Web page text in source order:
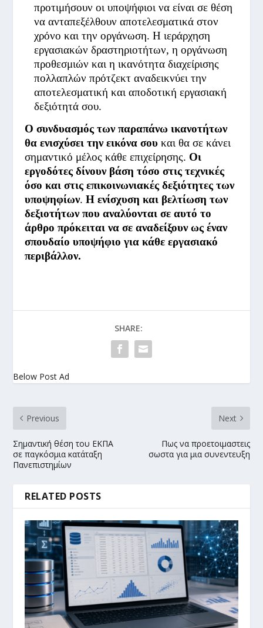
προτιμήσουν οι υποψήφιοι να είναι σε θέση
να ανταπεξέλθουν αποτελεσματικά στον
χρόνο και την οργάνωση. Η ιεράρχηση
εργασιακών δραστηριοτήτων, η οργάνωση
προθεσμιών και η ικανότητα διαχείρισης
πολλαπλών πρότζεκτ αναδεικνύει την
αποτελεσματική και αποδοτική εργασιακή
δεξιότητά σου.
Ο συνδυασμός των παραπάνω ικανοτήτων
θα ενισχύσει την εικόνα σου και θα σε κάνει
σημαντικό μέλος κάθε επιχείρησης. Οι
εργοδότες δίνουν βάση τόσο στις τεχνικές
όσο και στις επικοινωνιακές δεξιότητες των
υποψηφίων.Η ενίσχυση και βελτίωση των
δεξιοτήτων που αναλύονται σε αυτό το
άρθρο πρόκειται να σε αναδείξουν ως έναν
σπουδαίο υποψήφιο για κάθε εργασιακό
περιβάλλον.
SHARE:
Below Post Ad
Previous
Σημαντική θέση του ΕΚΠΑ
σε παγκόσμια κατάταξη
Πανεπιστημίων
Next
Πως να προετοιμαστεις
σωστα για μια συνεντευξη
RELATED POSTS